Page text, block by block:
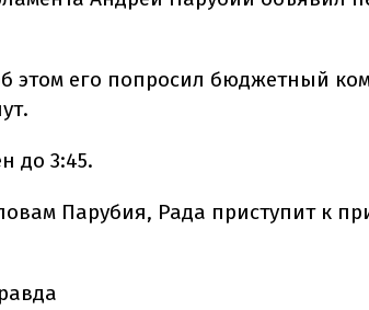
этом его попросил бюджетный
до 3:45.
Парубия, Рада приступит к